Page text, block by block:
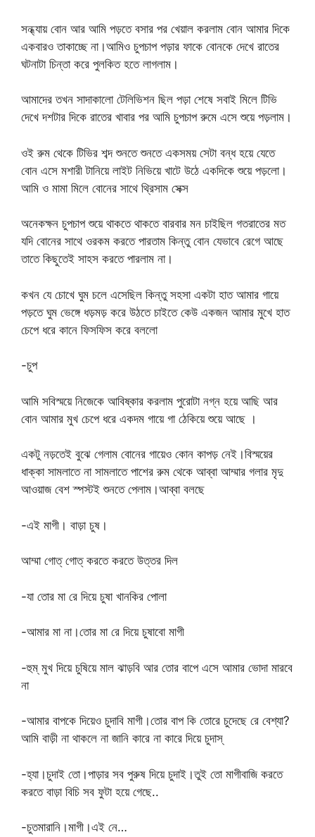
সন্ধ্যায় বোন আর আমি পড়তে বসার পর খেয়াল করলাম বোন আমার দিকে
একবারও তাকাচ্ছে না।আমিও চুপচাপ পড়ার ফাকে বোনকে দেখে রাতের
ঘটনাটা চিন্তা করে পুলকিত হতে লাগলাম।
আমাদের তখন সাদাকালো টেলিভিশন ছিল পড়া শেষে সবাই মিলে টিভি
দেখে দশটার দিকে রাতের খাবার পর আমি চুপচাপ রুমে এসে শুয়ে পড়লাম।
ওই রুম থেকে টিভির শব্দ শুনতে শুনতে একসময় সেটা বন্ধ হয়ে যেতে
বোন এসে মশারী টানিয়ে লাইট নিভিয়ে খাটে উঠে একদিকে শুয়ে পড়লো।
আমি ও মামা মিলে বোনের সাথে থ্রিসাম সেক্স
অনেকক্ষন চুপচাপ শুয়ে থাকতে থাকতে বারবার মন চাইছিল গতরাতের মত
যদি বোনের সাথে ওরকম করতে পারতাম কিন্তু বোন যেভাবে রেগে আছে
তাতে কিছুতেই সাহস করতে পারলাম না।
কখন যে চোখে ঘুম চলে এসেছিল কিন্তু সহসা একটা হাত আমার গায়ে
পড়তে ঘুম ভেঙ্গে ধড়মড় করে উঠতে চাইতে কেউ একজন আমার মুখে হাত
চেপে ধরে কানে ফিসফিস করে বললো
-চুপ
আমি সবিস্ময়ে নিজেকে আবিষ্কার করলাম পুরোটা নগ্ন হয়ে আছি আর
বোন আমার মুখ চেপে ধরে একদম গায়ে গা ঠেকিয়ে শুয়ে আছে ।
একটু নড়তেই বুঝে গেলাম বোনের গায়েও কোন কাপড় নেই।বিস্ময়ের
ধাক্কা সামলাতে না সামলাতে পাশের রুম থেকে আব্বা আম্মার গলার মৃদু
আওয়াজ বেশ স্পস্টই শুনতে পেলাম।আব্বা বলছে
-এই মাগী। বাড়া চুষ।
আম্মা গোত্ গোত্ করতে করতে উত্তর দিল
-যা তোর মা রে দিয়ে চুষা খানকির পোলা
-আমার মা না।তোর মা রে দিয়ে চুষাবো মাগী
-হুম্ মুখ দিয়ে চুষিয়ে মাল ঝাড়বি আর তোর বাপে এসে আমার ভোদা মারবে
না
-আমার বাপকে দিয়েও চুদাবি মাগী।তোর বাপ কি তোরে চুদেছে রে বেশ্যা?
আমি বাড়ী না থাকলে না জানি কারে না কারে দিয়ে চুদাস্
-হ্যা।চুদাই তো।পাড়ার সব পুরুষ দিয়ে চুদাই।তুই তো মাগীবাজি করতে
করতে বাড়া বিচি সব ফুটা হয়ে গেছে..
-চুতমারানি।মাগী।এই নে…